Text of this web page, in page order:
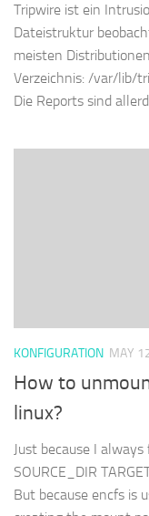
Tripwire ist ein
Dateistruktur
meisten
Verzeichnis: /var/lib/
Die Reports sind
KONFIGURATION MAY
How to
linux?
Just because I
SOURCE_DIR
But because encfs is